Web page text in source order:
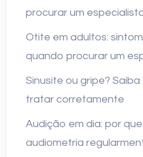
procurar um
Otite em adultos:
quando procurar um
Sinusite ou gripe?
tratar corretamente
Audição em dia: por
audiometria